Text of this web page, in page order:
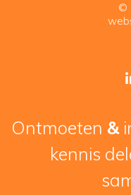
©
Ontmoeten &
kennis